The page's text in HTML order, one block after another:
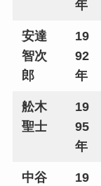
年
安達
智次
郎
19
92
年
舩木
聖士
19
95
年
中谷
19